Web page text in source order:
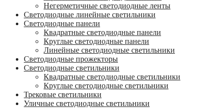
Негерметичные светодиодные ленты
Светодиодные линейные светильники
Светодиодные панели
Квадратные светодиодные панели
Круглые светодиодные панели
Линейные светодиодные светильники
Светодиодные прожекторы
Светодиодные светильники
Квадратные светодиодные светильники
Круглые светодиодные светильники
Трековые светильники
Уличные светодиодные светильники